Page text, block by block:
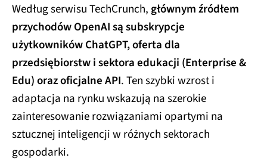
Według serwisu TechCrunch,głównym źródłem
przychodów OpenAI są subskrypcje
użytkowników ChatGPT, oferta dla
przedsiębiorstw i sektora edukacji (Enterprise &
Edu) oraz oficjalne API. Ten szybki wzrost i
adaptacja na rynku wskazują na szerokie
zainteresowanie rozwiązaniami opartymi na
sztucznej inteligencji w różnych sektorach
gospodarki.